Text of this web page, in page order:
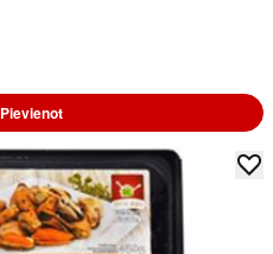
Pievienot